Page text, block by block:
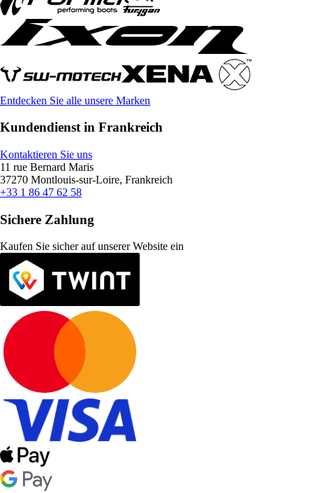
Entdecken Sie alle unsere Marken
Kundendienst in Frankreich
Kontaktieren Sie uns
11 rue Bernard Maris
37270 Montlouis-sur-Loire, Frankreich
+33 1 86 47 62 58
Sichere Zahlung
Kaufen Sie sicher auf unserer Website ein